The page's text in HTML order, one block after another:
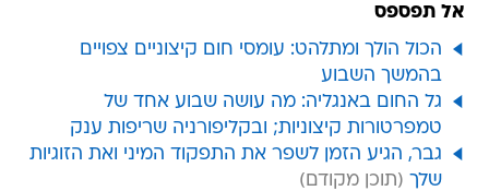
אל תפספס
הכול הולך ומתלהט: עומסי חום קיצוניים צפויים
בהמשך השבוע
גל החום באנגליה: מה עושה שבוע אחד של
טמפרטורות קיצוניות; ובקליפורניה שריפות ענק
גבר, הגיע הזמן לשפר את התפקוד המיני ואת הזוגיות
שלך